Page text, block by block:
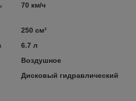
70 км/ч
250 см³
6.7 л
Воздушное
Дисковый гидравлический